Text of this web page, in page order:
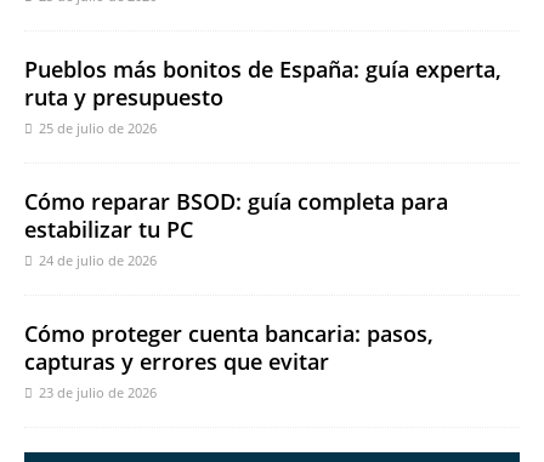
Pueblos más bonitos de España: guía experta,
ruta y presupuesto
25 de julio de 2026
Cómo reparar BSOD: guía completa para
estabilizar tu PC
24 de julio de 2026
Cómo proteger cuenta bancaria: pasos,
capturas y errores que evitar
23 de julio de 2026